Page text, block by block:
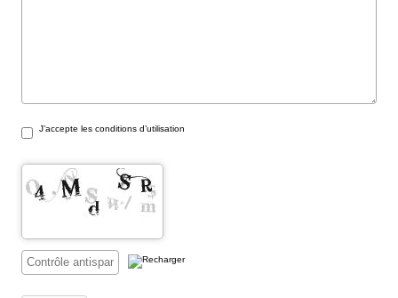
J’accepte les conditions d’utilisation